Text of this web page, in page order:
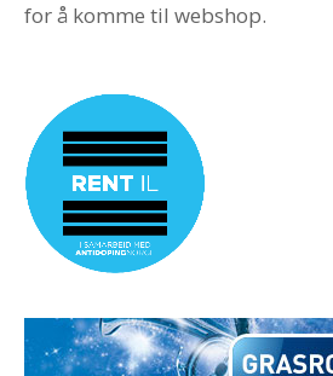
for å komme til webshop.